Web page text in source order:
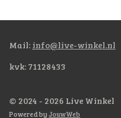
Mail: info@live-winkel.nl
kvk: 71128433
© 2024 - 2026 Live Winkel
Powered byJouwWeb